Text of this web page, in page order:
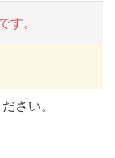
。
さい。